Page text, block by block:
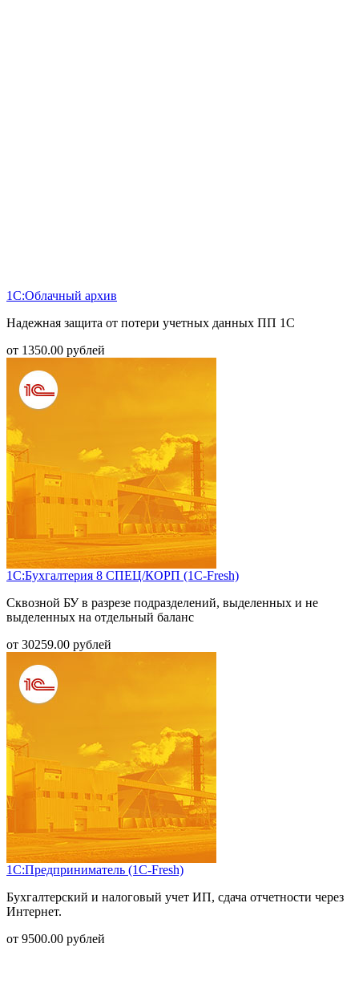
1С:Облачный архив
Надежная защита от потери учетных данных ПП 1С
от 1350.00 рублей
1С:Бухгалтерия 8 СПЕЦ/КОРП (1С-Fresh)
Сквозной БУ в разрезе подразделений, выделенных и не
выделенных на отдельный баланс
от 30259.00 рублей
1С:Предприниматель (1С-Fresh)
Бухгалтерский и налоговый учет ИП, сдача отчетности через
Интернет.
от 9500.00 рублей